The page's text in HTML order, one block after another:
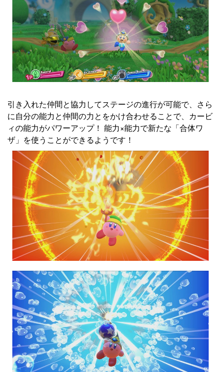
引き入れた仲間と協力してステージの進行が可能で、さら
に自分の能力と仲間の力とをかけ合わせることで、カービ
ィの能力がパワーアップ！ 能力×能力で新たな「合体ワ
ザ」を使うことができるようです！